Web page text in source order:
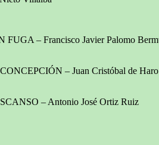
– Francisco Javier Palomo
– Juan Cristóbal de
– Antonio José Ortiz Ruiz